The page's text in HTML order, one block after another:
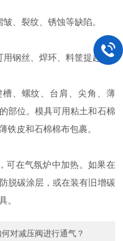
、裂纹、锈蚀等缺陷。
钢丝、焊环、料筐提起。
、螺纹、台肩、尖角、薄
部位。模具可用粘土和石棉
铁皮和石棉棉布包裹。
在气氛炉中加热。如果在
脱碳涂层，或在装有旧增碳
。
对减压阀进行通气？